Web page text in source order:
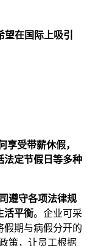
在国际上吸引
享受带薪休假，
法定节假日等多种
遵守各项法律规
活平衡。企业可采
假期与病假分开的
策，让员工根据